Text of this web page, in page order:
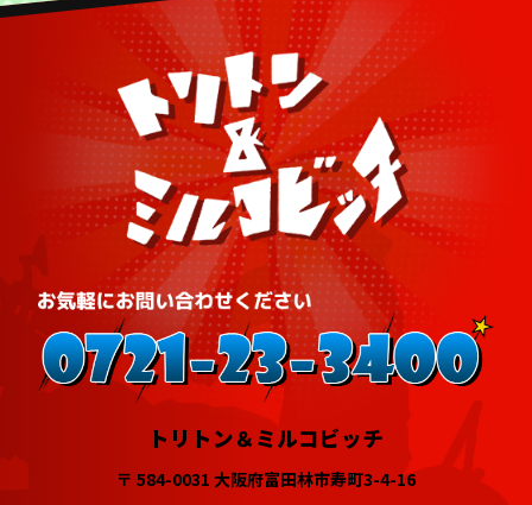
トリトン＆ミルコビッチ
〒 584-0031 大阪府富田林市寿町3-4-16